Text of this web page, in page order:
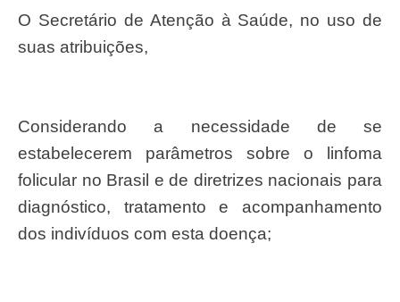
O Secretário de Atenção à Saúde, no uso de
suas atribuições,
Considerando a necessidade de se
estabelecerem parâmetros sobre o linfoma
folicular no Brasil e de diretrizes nacionais para
diagnóstico, tratamento e acompanhamento
dos indivíduos com esta doença;